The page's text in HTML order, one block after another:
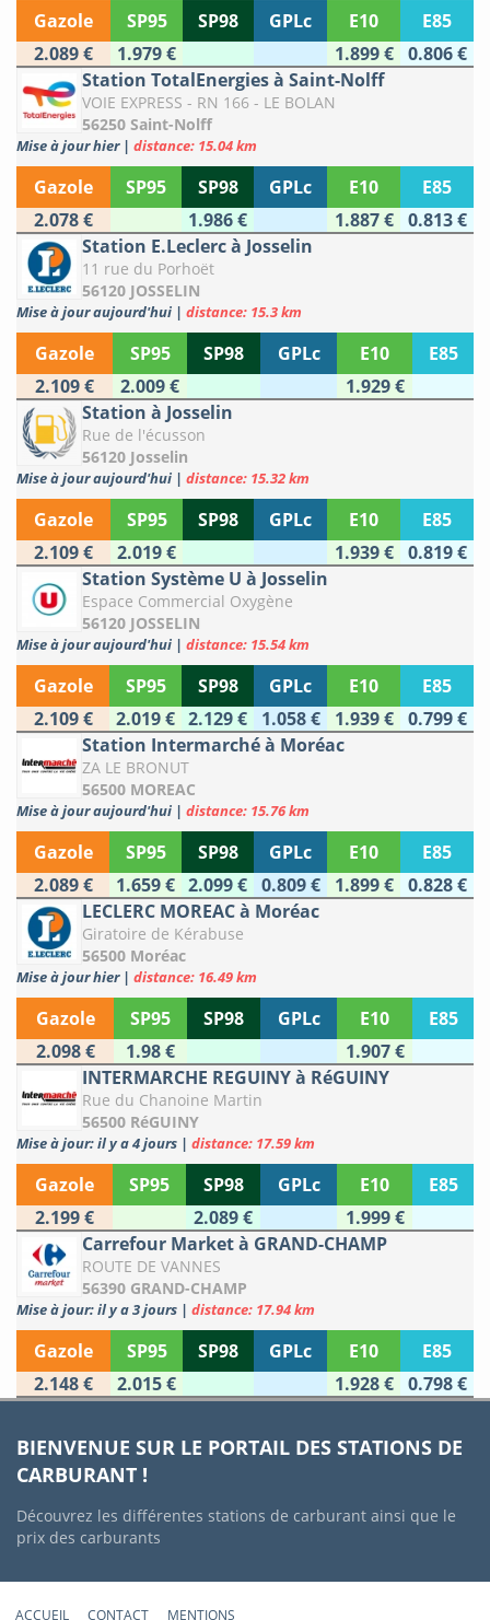
Gazole SP95 SP98 GPLc E10
E85
2.089 €
1.979 € 1.899 €
0.806 €
Station TotalEnergies à Saint-Nolff
VOIE EXPRESS - RN 166 - LE BOLAN
56250 Saint-Nolff
Mise à jour hier | distance: 15.04 km
Gazole SP95 SP98 GPLc E10
E85
2.078 €
1.986 € 1.887 €
0.813 €
Station E.Leclerc à Josselin
11 rue du Porhoët
56120 JOSSELIN
Mise à jour aujourd'hui | distance: 15.3 km
Gazole SP95 SP98 GPLc E10
E85
2.109 €
2.009 €
1.929 €
Station à Josselin
Rue de l'écusson
56120 Josselin
Mise à jour aujourd'hui | distance: 15.32 km
Gazole SP95 SP98 GPLc E10
E85
2.109 €
2.019 € 1.939 €
0.819 €
Station Système U à Josselin
Espace Commercial Oxygène
56120 JOSSELIN
Mise à jour aujourd'hui | distance: 15.54 km
Gazole SP95 SP98 GPLc E10
E85
2.109 €
2.019 € 2.129 € 1.058 € 1.939 €
0.799 €
Station Intermarché à Moréac
ZA LE BRONUT
56500 MOREAC
Mise à jour aujourd'hui | distance: 15.76 km
Gazole SP95 SP98 GPLc E10
E85
2.089 €
1.659 € 2.099 € 0.809 € 1.899 €
0.828 €
LECLERC MOREAC à Moréac
Giratoire de Kérabuse
56500 Moréac
Mise à jour hier | distance: 16.49 km
Gazole SP95 SP98 GPLc E10
E85
2.098 €
1.98 €
1.907 €
INTERMARCHE REGUINY à RéGUINY
Rue du Chanoine Martin
56500 RéGUINY
Mise à jour: il y a 4 jours | distance: 17.59 km
Gazole SP95 SP98 GPLc E10
E85
2.199 €
2.089 €
1.999 €
Carrefour Market à GRAND-CHAMP
ROUTE DE VANNES
56390 GRAND-CHAMP
Mise à jour: il y a 3 jours | distance: 17.94 km
Gazole SP95 SP98 GPLc E10
E85
2.148 €
2.015 € 1.928 € 0.798 €
BIENVENUE SUR LE PORTAIL DES STATIONS DE
CARBURANT !
Découvrez les différentes stations de carburant ainsi que le
prix des carburants
ACCUEIL CONTACT MENTIONS